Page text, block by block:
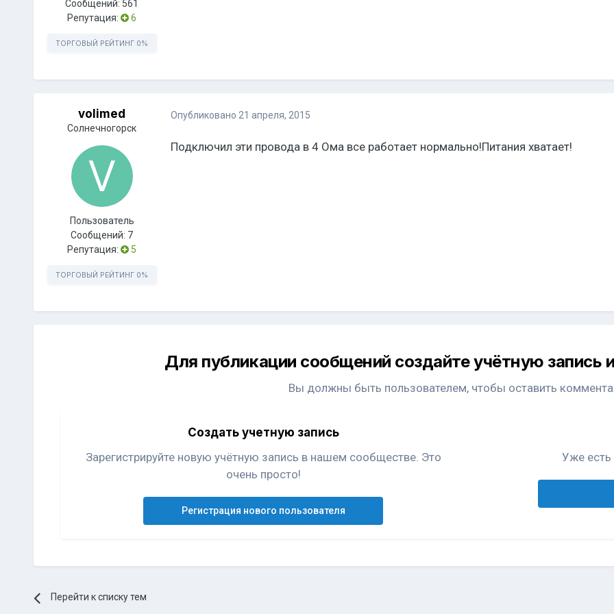
Сообщений: 561
Репутация:
6
ТОРГОВЫЙ РЕЙТИНГ 0%
volimed
Солнечногорск
Пользователь
Сообщений: 7
Репутация:
5
ТОРГОВЫЙ РЕЙТИНГ 0%
Опубликовано 21 апреля, 2015
Подключил эти провода в 4 Ома все работает нормально!Питания хватает!
Для публикации сообщений создайте учётную запись
Вы должны быть пользователем, чтобы оставить
Создать учетную запись
Зарегистрируйте новую учётную запись в нашем сообществе. Это
очень просто!
Регистрация нового пользователя
Уже есть
Перейти к списку тем